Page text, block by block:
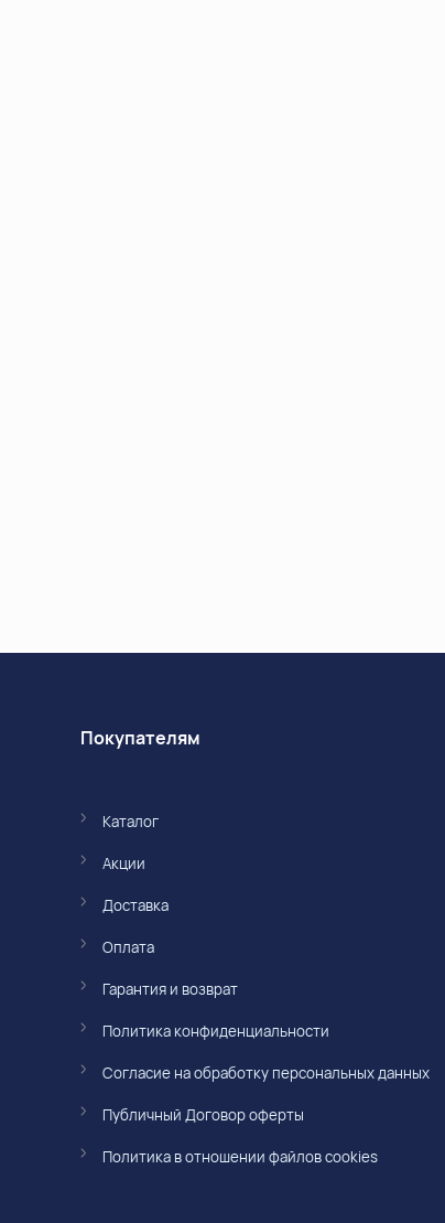
Покупателям
Каталог
Акции
Доставка
Оплата
Гарантия и возврат
Политика конфиденциальности
Согласие на обработку персональных данных
Публичный Договор оферты
Политика в отношении файлов cookies